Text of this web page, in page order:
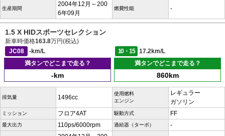
生産期間
2004年12月～200
6年09月
燃費性能 -
1.5 X HIDスポーツセレクション
新車時価格163.8万円(税込)
JC08
-km/L 10・15
17.2km/L
満タンでどこまで走る？
-km
満タンでどこまで走る？
860km
排気量 1496cc
使用燃料
エンジン
レギュラー
ガソリン
ミッション フロア4AT 駆動方式 FF
最大出力 110ps/6000rpm 過給器（ターボ） -